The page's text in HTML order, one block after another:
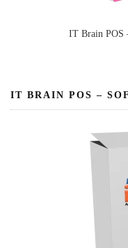
IT Brain POS
IT BRAIN POS –